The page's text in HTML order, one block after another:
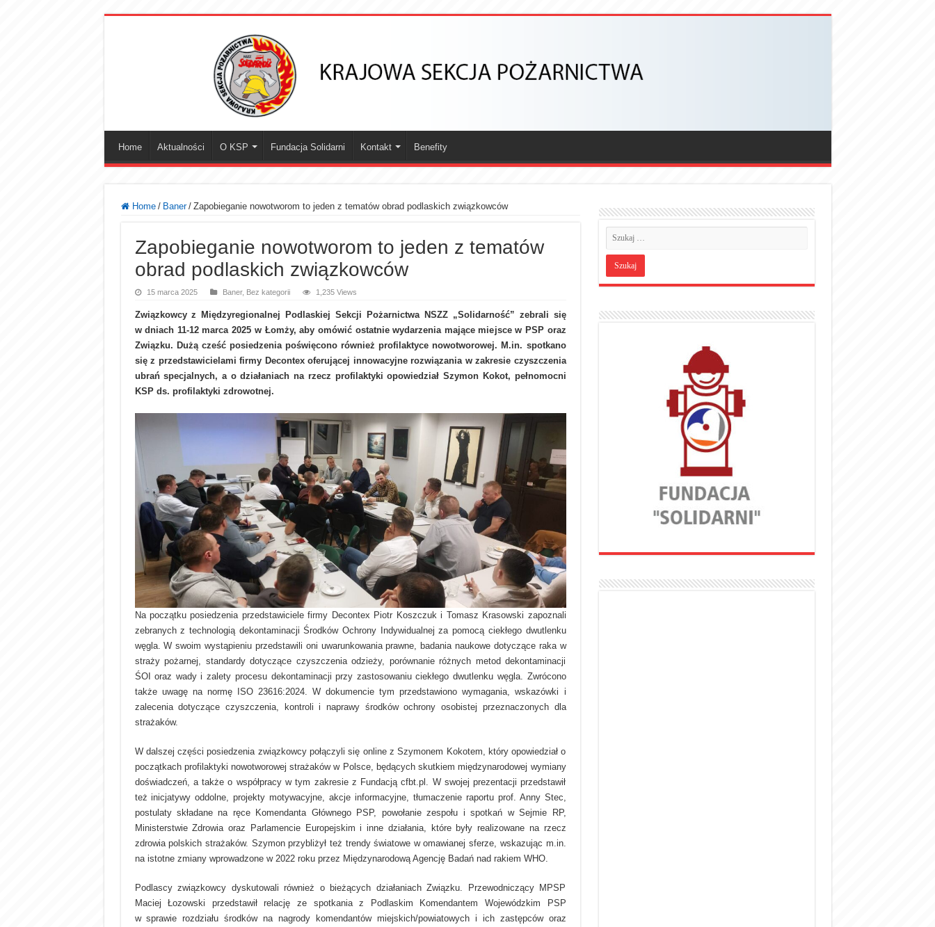
Home Aktualności O KSP Fundacja Solidarni Kontakt Benefity
Home / Baner / Zapobieganie nowotworom to jeden z tematów obrad podlaskich związkowców
Zapobieganie nowotworom to jeden z tematów
obrad podlaskich związkowców
15 marca 2025 Baner, Bez kategorii 1,235 Views
Związkowcy z Międzyregionalnej Podlaskiej Sekcji Pożarnictwa NSZZ „Solidarność” zebrali się
w dniach 11-12 marca 2025 w Łomży, aby omówić ostatnie wydarzenia mające miejsce w PSP oraz
Związku. Dużą cześć posiedzenia poświęcono również profilaktyce nowotworowej. M.in. spotkano
się z przedstawicielami firmy Decontex oferującej innowacyjne rozwiązania w zakresie czyszczenia
ubrań specjalnych, a o działaniach na rzecz profilaktyki opowiedział Szymon Kokot, pełnomocni
KSP ds. profilaktyki zdrowotnej.
Na początku posiedzenia przedstawiciele firmy Decontex Piotr Koszczuk i Tomasz Krasowski zapoznali
zebranych z technologią dekontaminacji Środków Ochrony Indywidualnej za pomocą ciekłego dwutlenku
węgla. W swoim wystąpieniu przedstawili oni uwarunkowania prawne, badania naukowe dotyczące raka w
straży pożarnej, standardy dotyczące czyszczenia odzieży, porównanie różnych metod dekontaminacji
ŚOI oraz wady i zalety procesu dekontaminacji przy zastosowaniu ciekłego dwutlenku węgla. Zwrócono
także uwagę na normę ISO 23616:2024. W dokumencie tym przedstawiono wymagania, wskazówki i
zalecenia dotyczące czyszczenia, kontroli i naprawy środków ochrony osobistej przeznaczonych dla
strażaków.
W dalszej części posiedzenia związkowcy połączyli się online z Szymonem Kokotem, który opowiedział o
początkach profilaktyki nowotworowej strażaków w Polsce, będących skutkiem międzynarodowej wymiany
doświadczeń, a także o współpracy w tym zakresie z Fundacją cfbt.pl. W swojej prezentacji przedstawił
też inicjatywy oddolne, projekty motywacyjne, akcje informacyjne, tłumaczenie raportu prof. Anny Stec,
postulaty składane na ręce Komendanta Głównego PSP, powołanie zespołu i spotkań w Sejmie RP,
Ministerstwie Zdrowia oraz Parlamencie Europejskim i inne działania, które były realizowane na rzecz
zdrowia polskich strażaków. Szymon przybliżył też trendy światowe w omawianej sferze, wskazując m.in.
na istotne zmiany wprowadzone w 2022 roku przez Międzynarodową Agencję Badań nad rakiem WHO.
Podlascy związkowcy dyskutowali również o bieżących działaniach Związku. Przewodniczący MPSP
Maciej Łozowski przedstawił relację ze spotkania z Podlaskim Komendantem Wojewódzkim PSP
w sprawie rozdziału środków na nagrody komendantów miejskich/powiatowych i ich zastępców oraz